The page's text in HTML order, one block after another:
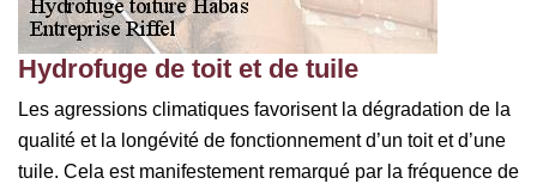
Hydrofuge de toit et de tuile
Les agressions climatiques favorisent la dégradation de la
qualité et la longévité de fonctionnement d’un toit et d’une
tuile. Cela est manifestement remarqué par la fréquence de